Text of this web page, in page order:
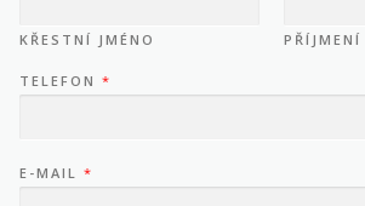
KŘESTNÍ JMÉNO PŘÍJMENÍ
TELEFON *
E-MAIL *